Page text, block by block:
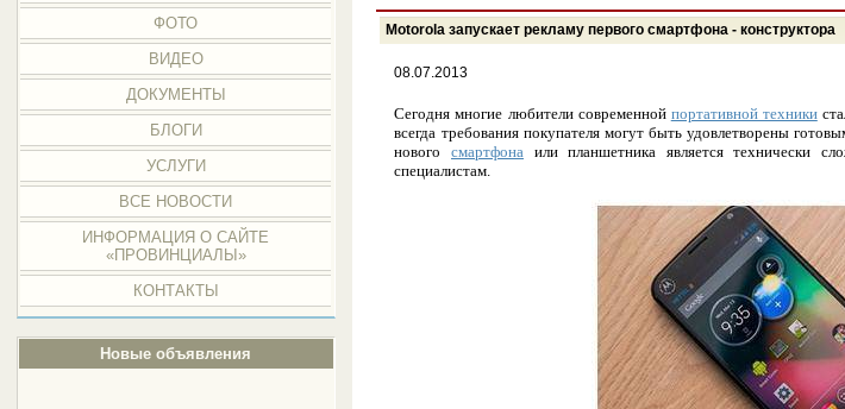
ФОТО
ВИДЕО
ДОКУМЕНТЫ
БЛОГИ
УСЛУГИ
ВСЕ НОВОСТИ
ИНФОРМАЦИЯ О САЙТЕ
«ПРОВИНЦИАЛЫ»
КОНТАКТЫ
Новые объявления
Motorola запускает рекламу первого смартфона - конструктора
08.07.2013
Сегодня многие любители современной портативной техники
всегда требования покупателя могут быть удовлетворены
нового смартфона или планшетника является технически
специалистам.